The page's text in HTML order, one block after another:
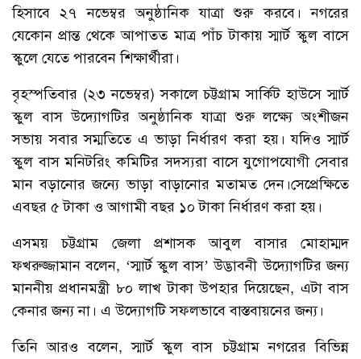
হিসাবে ২৭ নভেম্বর অনুষ্ঠানিক যাত্রা শুরু করবে। নগরের
যেকোন প্রান্ত থেকে আপাতত মাত্র পাঁচ টাকায় স্মার্ট স্কুল বাসে
স্কুলে যেতে পারবেন শিক্ষার্থীরা।
বৃহস্পতিবার (২৩ নভেম্বর) সকালে চট্টগ্রাম সার্কিট হাউসে স্মার্ট
স্কুল বাস উদ্যোগটির অনুষ্ঠানিক যাত্রা শুরু লক্ষ্যে অংশীজন
সভায় সবার সম্মতিতে এ ভাড়া নির্ধারণ করা হয়। যদিও স্মার্ট
স্কুল বাস মনিটরিং কমিটির সদস্যরা বাসে যুগোপযোগী সেবার
মান বড়ানোর জন্যে ভাড়া বাড়ানোর মতামত দেন।সেপ্রেক্ষিতে
এবছর ৫ টাকা ও আগামী বছর ১০ টাকা নির্ধারণ করা হয়।
এসময় চট্টগ্রাম জেলা প্রশাসক আবুল বাসার মোহাম্মদ
ফখরুজ্জামান বলেন, ‘স্মার্ট স্কুল বাস’ উদ্ভাবনী উদ্যোগটির জন্য
মাননীয় প্রধানমন্ত্রী ৮০ লাখ টাকা উপহার দিয়েছেন, এটা বাস
কেনার জন্য না। এ উদ্যোগটি সফলভাবে বাস্তবায়নের জন্য।
তিনি আরও বলেন, স্মার্ট স্কুল বাস চট্টগ্রাম নগরের বিভিন্ন